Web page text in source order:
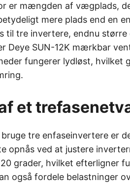
er mængden af vægplads,
mere plads end en
til tre invertere, endnu større
Deye SUN-12K mærkbar
fungerer lydløst, hvilket
et
tre enfaseinvertere er
opnås ved at justere
grader, hvilket efterligner
også fordele belastninger